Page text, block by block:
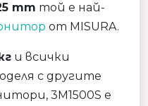
mm той е най-
от MISURA.
и всички
с другите
3M1500S е